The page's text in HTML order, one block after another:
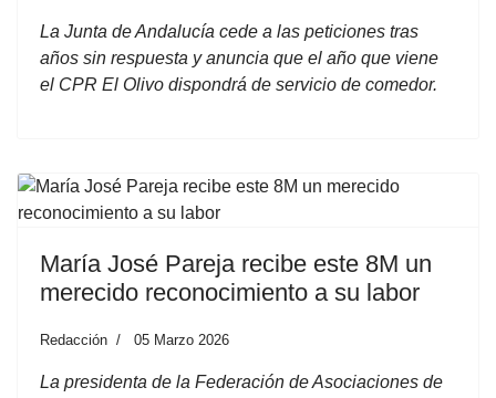
La Junta de Andalucía cede a las peticiones tras
años sin respuesta y anuncia que el año que viene
el CPR El Olivo dispondrá de servicio de comedor.
María José Pareja recibe este 8M un
merecido reconocimiento a su labor
Redacción 05 Marzo 2026
La presidenta de la Federación de Asociaciones de